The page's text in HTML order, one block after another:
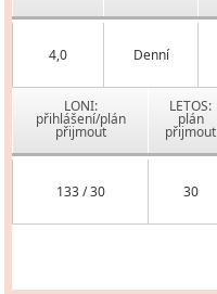
4,0 Denní
LONI:
přihlášení/plán
přijmout
LETOS:
plán
přijmout
133 / 30 30